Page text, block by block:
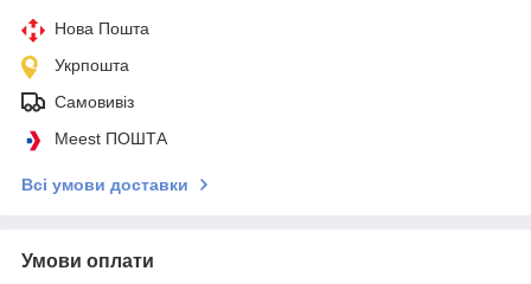
Нова Пошта
Укрпошта
Самовивіз
Meest ПОШТА
Всі умови доставки
Умови оплати